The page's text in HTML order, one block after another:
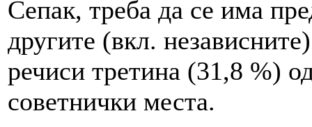
Сепак, треба да се има
другите (вкл.
речиси третина (31,8 %)
советнички места.